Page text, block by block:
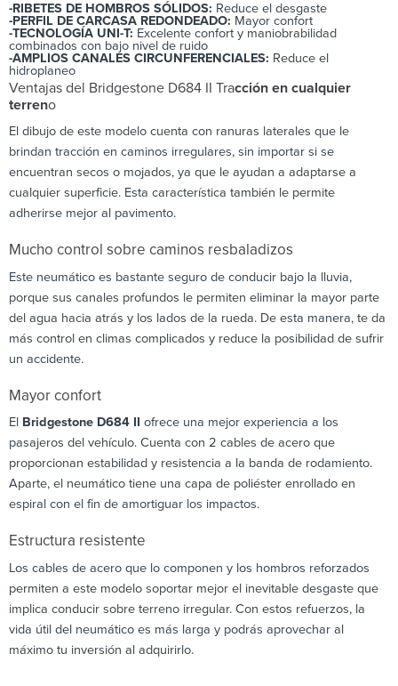
-RIBETES DE HOMBROS SÓLIDOS: Reduce el desgaste
-PERFIL DE CARCASA REDONDEADO: Mayor confort
-TECNOLOGÍA UNI-T: Excelente confort y maniobrabilidad
combinados con bajo nivel de ruido
-AMPLIOS CANALES CIRCUNFERENCIALES: Reduce el
hidroplaneo
Ventajas del Bridgestone D684 II Tracción en cualquier
terreno
El dibujo de este modelo cuenta con ranuras laterales que le
brindan tracción en caminos irregulares, sin importar si se
encuentran secos o mojados, ya que le ayudan a adaptarse a
cualquier superficie. Esta característica también le permite
adherirse mejor al pavimento.
Mucho control sobre caminos resbaladizos
Este neumático es bastante seguro de conducir bajo la lluvia,
porque sus canales profundos le permiten eliminar la mayor parte
del agua hacia atrás y los lados de la rueda. De esta manera, te da
más control en climas complicados y reduce la posibilidad de sufrir
un accidente.
Mayor confort
El Bridgestone D684 II ofrece una mejor experiencia a los
pasajeros del vehículo. Cuenta con 2 cables de acero que
proporcionan estabilidad y resistencia a la banda de rodamiento.
Aparte, el neumático tiene una capa de poliéster enrollado en
espiral con el fin de amortiguar los impactos.
Estructura resistente
Los cables de acero que lo componen y los hombros reforzados
permiten a este modelo soportar mejor el inevitable desgaste que
implica conducir sobre terreno irregular. Con estos refuerzos, la
vida útil del neumático es más larga y podrás aprovechar al
máximo tu inversión al adquirirlo.